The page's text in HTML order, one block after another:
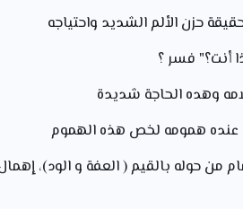
من حوله بالقيم ( العفة و الود)،